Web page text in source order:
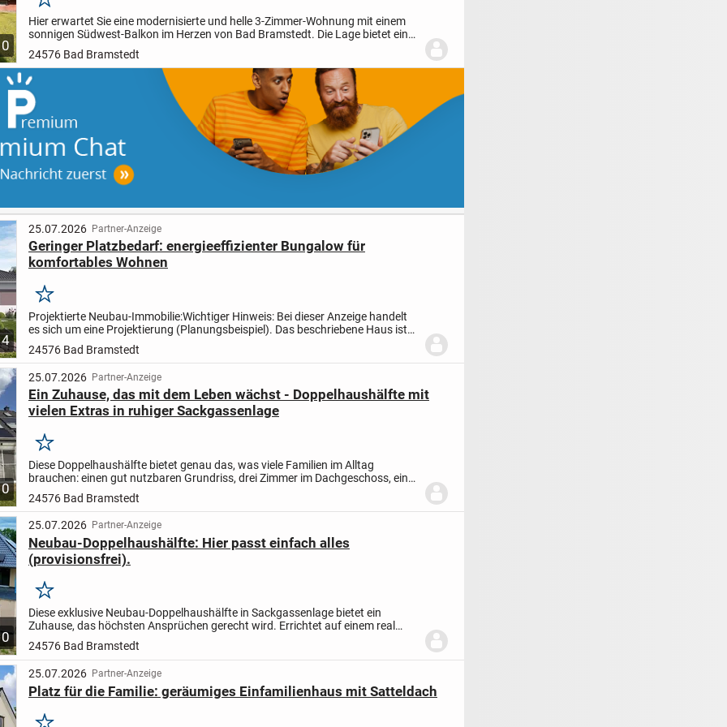
Merken
Hier erwartet Sie eine modernisierte und helle 3-Zimmer-Wohnung mit einem
sonnigen Südwest-Balkon im Herzen von Bad Bramstedt. Die Lage bietet eine
gute Infrastruktur mit kurzen Wegen im Alltag....
24576 Bad Bramstedt
4
25.07.2026 Partner-Anzeige
Geringer Platzbedarf: energieeffizienter Bungalow für
komfortables Wohnen
Merken
Projektierte Neubau-Immobilie:Wichtiger Hinweis: Bei dieser Anzeige handelt
es sich um eine Projektierung (Planungsbeispiel). Das beschriebene Haus ist
noch nicht gebaut, sondern dient als...
24576 Bad Bramstedt
25.07.2026 Partner-Anzeige
Ein Zuhause, das mit dem Leben wächst - Doppelhaushälfte mit
vielen Extras in ruhiger Sackgassenlage
Merken
Diese Doppelhaushälfte bietet genau das, was viele Familien im Alltag
brauchen: einen gut nutzbaren Grundriss, drei Zimmer im Dachgeschoss, einen
Wintergarten, einen eigenen Garten und reichlich...
24576 Bad Bramstedt
25.07.2026 Partner-Anzeige
Neubau-Doppelhaushälfte: Hier passt einfach alles
(provisionsfrei).
Merken
Diese exklusive Neubau-Doppelhaushälfte in Sackgassenlage bietet ein
Zuhause, das höchsten Ansprüchen gerecht wird. Errichtet auf einem real
geteilten Grundstück und nach modernsten Baustandards,...
24576 Bad Bramstedt
25.07.2026 Partner-Anzeige
Platz für die Familie: geräumiges Einfamilienhaus mit Satteldach